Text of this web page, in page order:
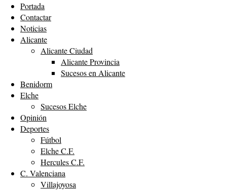
Portada
Contactar
Noticias
Alicante
Alicante Ciudad
Alicante Provincia
Sucesos en Alicante
Benidorm
Elche
Sucesos Elche
Opinión
Deportes
Fútbol
Elche C.F.
Hercules C.F.
C. Valenciana
Villajoyosa